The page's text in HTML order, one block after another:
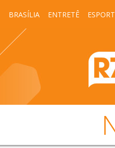
BRASÍLIA ENTRETÊ